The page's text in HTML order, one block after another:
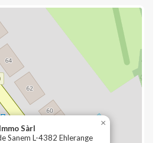
Sàrl
Sanem L-4382 Ehlerange
×